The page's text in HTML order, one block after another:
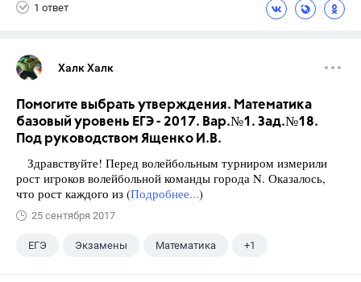
1 ответ
Халк Халк
Помогите выбрать утверждения. Математика
базовый уровень ЕГЭ - 2017. Вар.№1. Зад.№18.
Под руководством Ященко И.В.
Здравствуйте! Перед волейбольным турниром измерили
рост игроков волейбольной команды города N. Оказалось,
что рост каждого из (Подробнее...)
25 сентября 2017
ЕГЭ Экзамены Математика +1